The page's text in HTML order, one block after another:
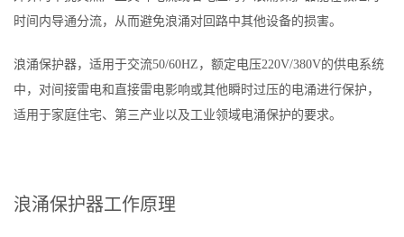
时间内导通分流，从而避免浪涌对回路中其他设备的损害。
浪涌保护器，适用于交流50/60HZ，额定电压220V/380V的供电系统
中，对间接雷电和直接雷电影响或其他瞬时过压的电涌进行保护，
适用于家庭住宅、第三产业以及工业领域电涌保护的要求。
浪涌保护器工作原理